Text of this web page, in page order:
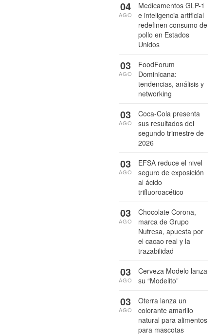
Medicamentos GLP-1
e inteligencia artificial
redefinen consumo de
pollo en Estados
Unidos
04
AGO
FoodForum
Dominicana:
tendencias, análisis y
networking
03
AGO
Coca-Cola presenta
sus resultados del
segundo trimestre de
2026
03
AGO
EFSA reduce el nivel
seguro de exposición
al ácido
trifluoroacético
03
AGO
Chocolate Corona,
marca de Grupo
Nutresa, apuesta por
el cacao real y la
trazabilidad
03
AGO
Cerveza Modelo lanza
su “Modelito”
03
AGO
Oterra lanza un
colorante amarillo
natural para alimentos
para mascotas
03
AGO